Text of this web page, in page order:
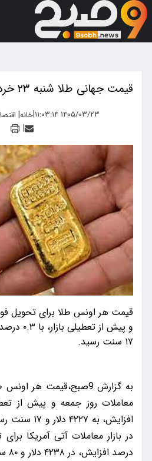
قیمت جهانی طلا شنبه ۲۳ خرداد ۱۴۰۵
۱۴۰۵/۰۳/۲۳ ۱۱:۰۳:۱۴ |خانه|
|
قیمت هر اونس طلا برای تحویل
۱۷ سنت رسید.
به گزارش 9صبح،قیمت هر
افزایش، به
درصد افزایش، در ۴۲۳۸ دلار و ۸۰ سنت بسته شد.